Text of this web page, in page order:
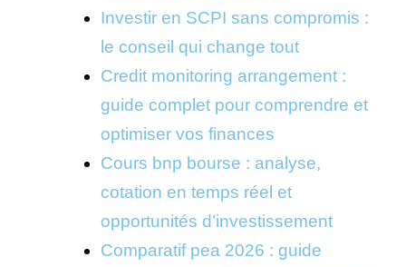
Investir en SCPI sans compromis :
le conseil qui change tout
Credit monitoring arrangement :
guide complet pour comprendre et
optimiser vos finances
Cours bnp bourse : analyse,
cotation en temps réel et
opportunités d’investissement
Comparatif pea 2026 : guide